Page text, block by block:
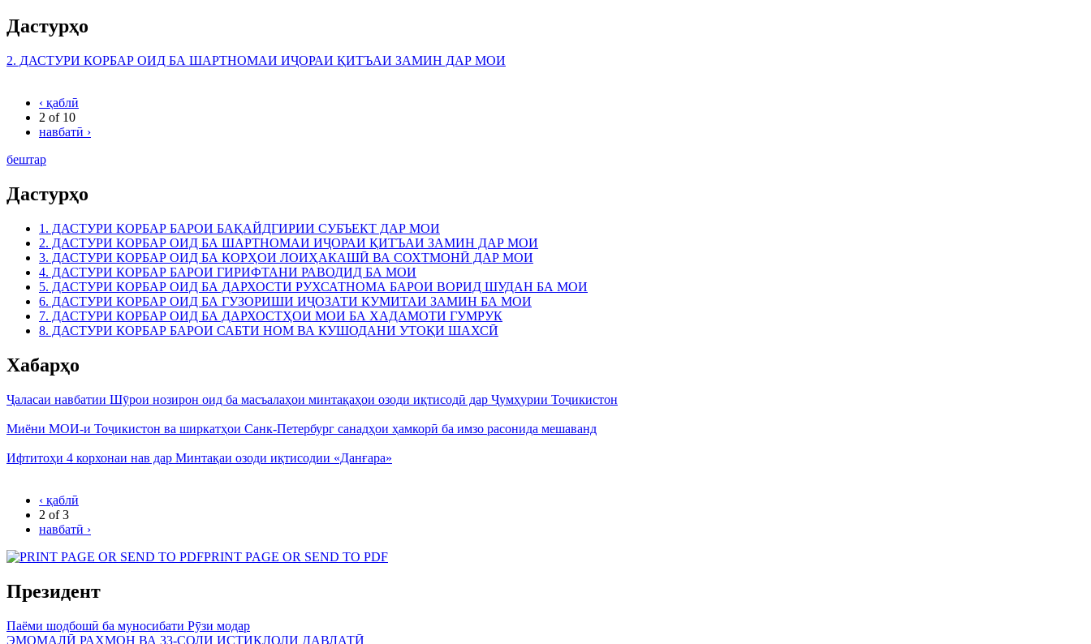
Дастурҳо
2. ДАСТУРИ КОРБАР ОИД БА ШАРТНОМАИ ИҶОРАИ ҚИТЪАИ ЗАМИН ДАР МОИ
‹ қаблӣ
2 of 10
навбатӣ ›
бештар
Дастурҳо
1. ДАСТУРИ КОРБАР БАРОИ БАҚАЙДГИРИИ СУБЪЕКТ ДАР МОИ
2. ДАСТУРИ КОРБАР ОИД БА ШАРТНОМАИ ИҶОРАИ ҚИТЪАИ ЗАМИН ДАР МОИ
3. ДАСТУРИ КОРБАР ОИД БА КОРҲОИ ЛОИҲАКАШӢ ВА СОХТМОНӢ ДАР МОИ
4. ДАСТУРИ КОРБАР БАРОИ ГИРИФТАНИ РАВОДИД БА МОИ
5. ДАСТУРИ КОРБАР ОИД БА ДАРХОСТИ РУХСАТНОМА БАРОИ ВОРИД ШУДАН БА МОИ
6. ДАСТУРИ КОРБАР ОИД БА ГУЗОРИШИ ИҶОЗАТИ КУМИТАИ ЗАМИН БА МОИ
7. ДАСТУРИ КОРБАР ОИД БА ДАРХОСТҲОИ МОИ БА ХАДАМОТИ ГУМРУК
8. ДАСТУРИ КОРБАР БАРОИ САБТИ НОМ ВА КУШОДАНИ УТОҚИ ШАХСӢ
Хабарҳо
Ҷаласаи навбатии Шӯрои нозирон оид ба масъалаҳои минтақаҳои озоди иқтисодӣ дар Ҷумҳурии Тоҷикистон
Миёни МОИ-и Тоҷикистон ва ширкатҳои Санк-Петербург санадҳои ҳамкорӣ ба имзо расонида мешаванд
Ифтитоҳи 4 корхонаи нав дар Минтақаи озоди иқтисодии «Данғара»
‹ қаблӣ
2 of 3
навбатӣ ›
PRINT PAGE OR SEND TO PDF
Президент
Паёми шодбошӣ ба муносибати Рӯзи модар
ЭМОМАЛӢ РАҲМОН ВА 33-СОЛИ ИСТИҚЛОЛИ ДАВЛАТӢ